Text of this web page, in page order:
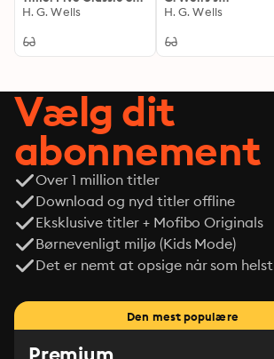
Fi Stories of
and the Future
H. G. Wells
Groundbreaking
Distant Future
H. G. Wells
Vælg dit
abonnement
Over 1 million titler
Download og nyd titler offline
Eksklusive titler + Mofibo Originals
Børnevenligt miljø (Kids Mode)
Det er nemt at opsige når som helst
Den mest populære